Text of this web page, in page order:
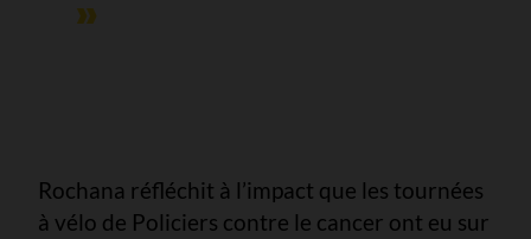
Rochana réfléchit à l’impact que les tournées
à vélo de Policiers contre le cancer ont eu sur